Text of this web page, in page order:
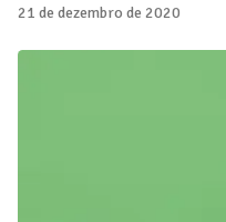
21 de dezembro de 2020